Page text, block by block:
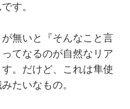
す。
無いと『そんなこと言
てなるのが自然なリア
。だけど、これは隼使
たいなもの。